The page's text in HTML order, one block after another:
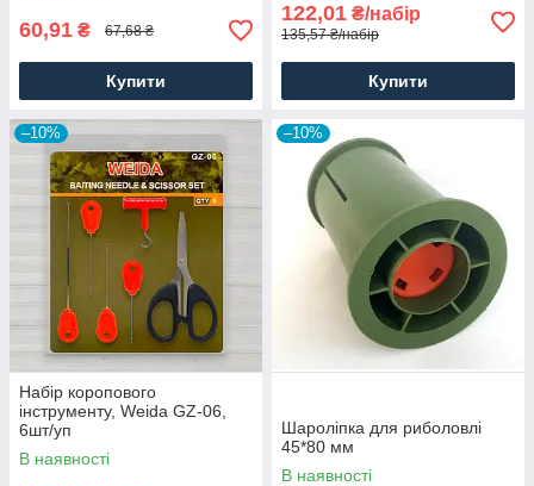
60,91 ₴ 67,68 ₴
Купити
122,01 ₴/набір
135,57 ₴/набір
Купити
–10%
Набір коропового
інструменту, Weida GZ-06,
6шт/уп
В наявності
–10%
Шароліпка для риболовлі
45*80 мм
В наявності